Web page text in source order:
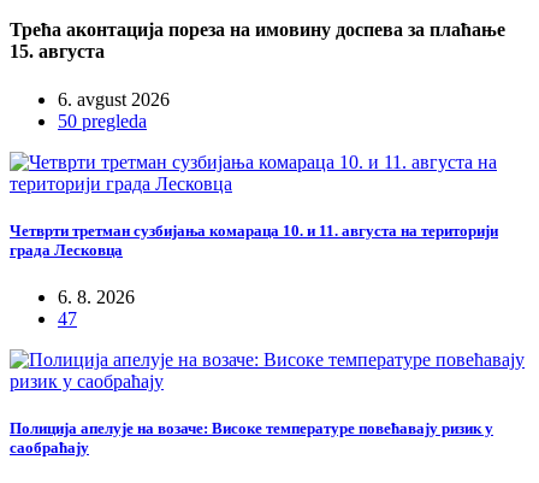
Трећа аконтација пореза на имовину доспева за плаћање
15. августа
6. avgust 2026
50 pregleda
Четврти третман сузбијања комараца 10. и 11. августа на територији
града Лесковца
6. 8. 2026
47
Полиција апелује на возаче: Високе температуре повећавају ризик у
саобраћају